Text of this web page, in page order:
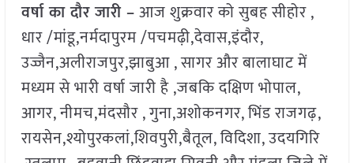
वर्षा का दौर जारी –आज शुक्रवार को सुबह सीहोर ,
धार /मांडू,नर्मदापुरम /पचमढ़ी,देवास,इंदौर,
उज्जैन,अलीराजपुर,झाबुआ , सागर और बालाघाट में
मध्यम से भारी वर्षा जारी है ,जबकि दक्षिण भोपाल,
आगर, नीमच,मंदसौर , गुना,अशोकनगर, भिंड राजगढ़,
रायसेन,श्योपुरकलां,शिवपुरी,बैतूल, विदिशा, उदयगिरि